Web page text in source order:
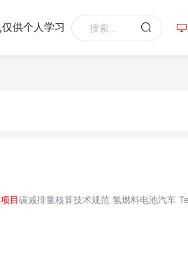
供个人学习
项目碳减排量核算技术规范 氢燃料电池汽车